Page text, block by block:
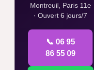
Montreuil, Paris 11e
· Ouvert 6 jours/7
📞 06 95
86 55 09